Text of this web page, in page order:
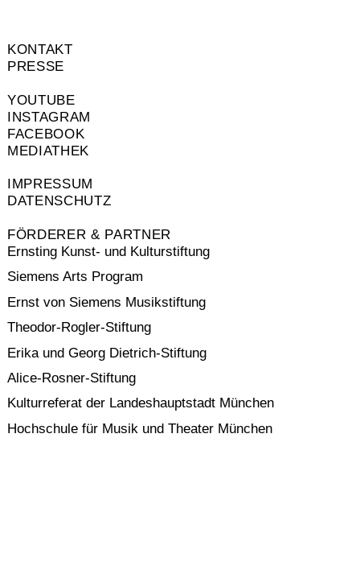
KONTAKT
PRESSE
YOUTUBE
INSTAGRAM
FACEBOOK
MEDIATHEK
IMPRESSUM
DATENSCHUTZ
FÖRDERER & PARTNER
Ernsting Kunst- und Kulturstiftung
Siemens Arts Program
Ernst von Siemens Musikstiftung
Theodor-Rogler-Stiftung
Erika und Georg Dietrich-Stiftung
Alice-Rosner-Stiftung
Kulturreferat der Landeshauptstadt München
Hochschule für Musik und Theater München